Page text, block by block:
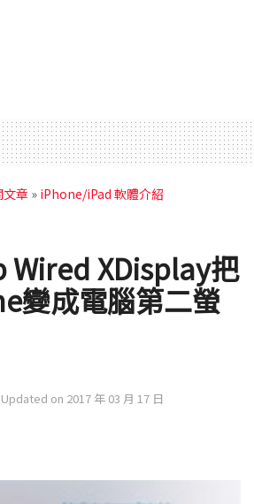
章 » iPhone/iPad 軟體介紹
XDisplay把
變成電腦第二螢
on 2017 年 03 月 17 日